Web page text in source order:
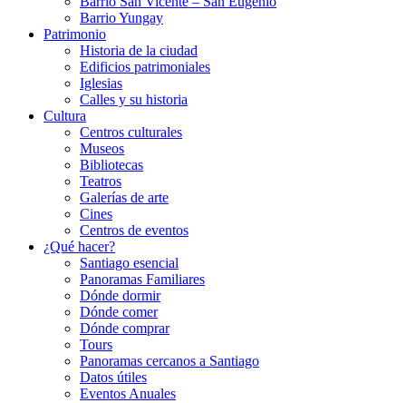
Barrio Yungay
Patrimonio
Historia de la ciudad
Edificios patrimoniales
Iglesias
Calles y su historia
Cultura
Centros culturales
Museos
Bibliotecas
Teatros
Galerí­as de arte
Cines
Centros de eventos
¿Qué hacer?
Santiago esencial
Panoramas Familiares
Dónde dormir
Dónde comer
Dónde comprar
Tours
Panoramas cercanos a Santiago
Datos útiles
Eventos Anuales